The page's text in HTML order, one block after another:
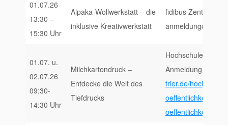
01.07.26
13:30 –
15:30 Uhr
Alpaka-Wollwerkstatt – die
inklusive Kreativwerkstatt
fidibus Zentrum
01.07. u.
02.07.26
09:30-
14:30 Uhr
Milchkartondruck –
Entdecke die Welt des
Tiefdrucks
Hochschule Trier,
Anmeldung und
trier.de/